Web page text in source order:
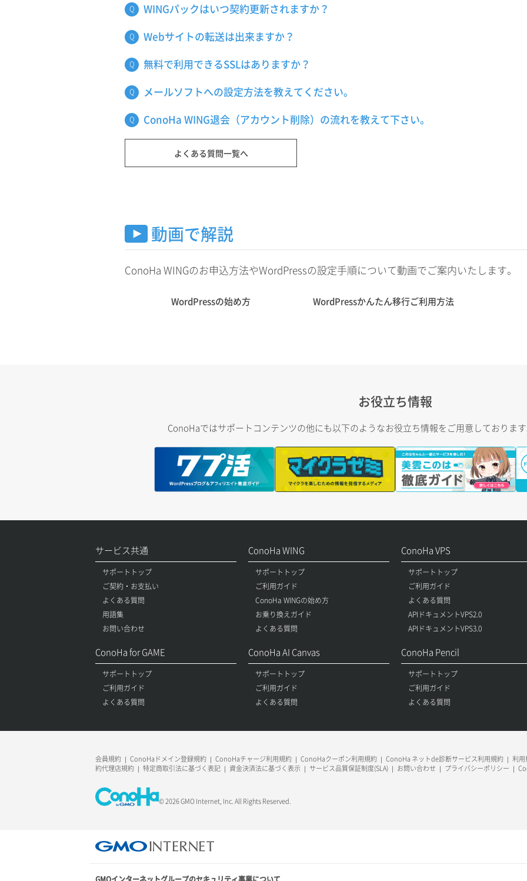
WINGパックはいつ契約更新されますか？
Webサイトの転送は出来ますか？
無料で利用できるSSLはありますか？
メールソフトへの設定方法を教えてください。
ConoHa WING退会（アカウント削除）の流れを教えて下さい。
よくある質問一覧へ
動画で解説
ConoHa WINGのお申込方法やWordPressの設定手順について動画でご案内いたします。
WordPressの始め方 WordPressかんたん移行ご利用方法
お役立ち情報
ConoHaではサポートコンテンツの他にも以下のようなお役立ち情報をご用意しておりま
サービス共通
サポートトップ
ご契約・お支払い
よくある質問
用語集
お問い合わせ
ConoHa WING
サポートトップ
ご利用ガイド
ConoHa WINGの始め方
お乗り換えガイド
よくある質問
ConoHa VPS
サポートトップ
ご利用ガイド
よくある質問
APIドキュメントVPS2.0
APIドキュメントVPS3.0
ConoHa for GAME
サポートトップ
ご利用ガイド
よくある質問
ConoHa AI Canvas
サポートトップ
ご利用ガイド
よくある質問
ConoHa Pencil
サポートトップ
ご利用ガイド
よくある質問
会員規約 ConoHaドメイン登録規約 ConoHaチャージ利用規約 ConoHaクーポン利用規約 ConoHa ネットde診断サービス利用規約
利用
約代理店規約
特定商取引法に基づく表記 資金決済法に基づく表示 サービス品質保証制度(SLA) お問い合わせ プライバシーポリシー
© 2026 GMO Internet, Inc. All Rights Reserved.